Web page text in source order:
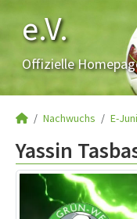
e.V.
Offizielle
Nachwuchs E-
Yassin